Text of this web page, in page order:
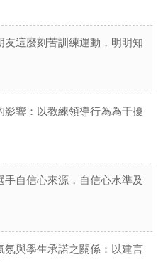
這麼刻苦訓練運動，明明知
響：以教練領導行為為干擾
自信心來源，自信心水準及
氛與學生承諾之關係：以建言